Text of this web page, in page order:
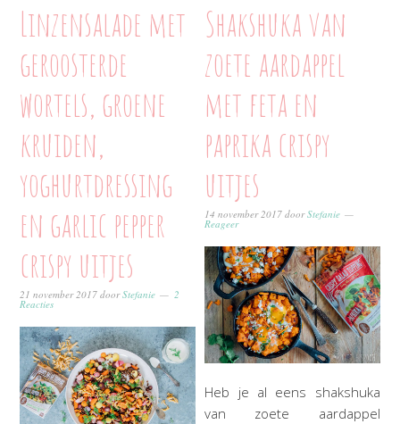
Linzensalade met
geroosterde
wortels, groene
kruiden,
yoghurtdressing
en garlic pepper
crispy uitjes
21 november 2017 doorStefanie 2
Reacties
Shakshuka van
zoete aardappel
met feta en
paprika crispy
uitjes
14 november 2017 doorStefanie
Reageer
Heb je al eens shakshuka
van zoete aardappel